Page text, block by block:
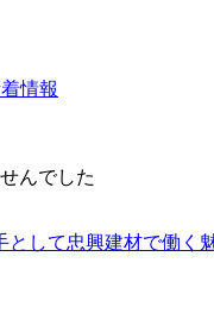
情報
んでした
として忠興建材で働く